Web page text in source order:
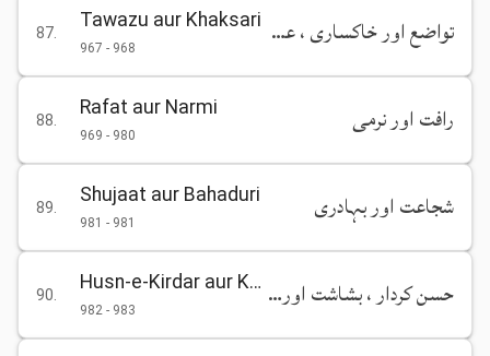
87
Tawazu aur Khaksari
967 - 968 تواضع اور خاکساری ، عجز اور انکساری
88
Rafat aur Narmi
969 - 980 رافت اور نرمی
89
Shujaat aur Bahaduri
981 - 981 شجاعت اور بہادری
90
Husn-e-Kirdar aur Khush Akhlaqi
982 - 983 حسن کردار ، بشاشت اور خوش خلقی